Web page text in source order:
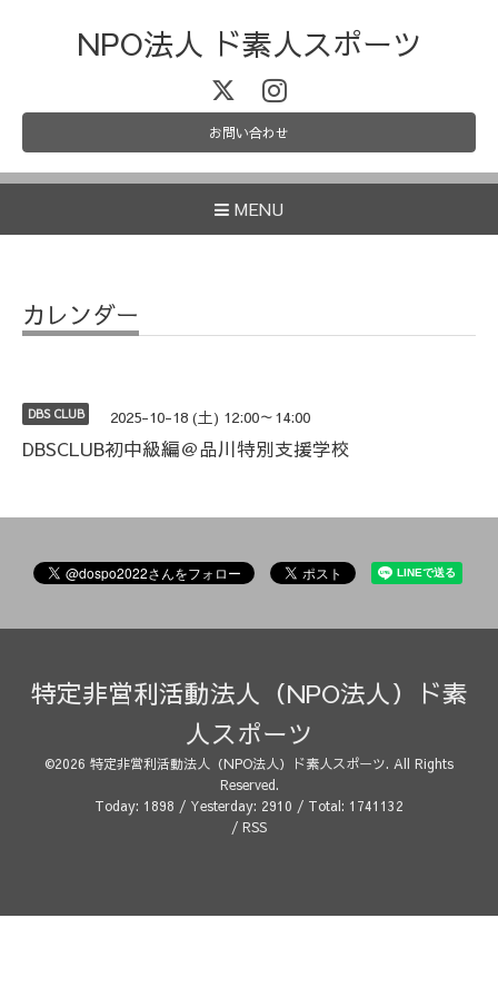
NPO法人 ド素人スポーツ
お問い合わせ
MENU
カレンダー
DBS CLUB 2025-10-18 (土) 12:00～14:00
DBSCLUB初中級編＠品川特別支援学校
特定非営利活動法人（NPO法人）ド素
人スポーツ
©2026 特定非営利活動法人（NPO法人）ド素人スポーツ. All Rights
Reserved.
Today: 1898 / Yesterday: 2910 / Total: 1741132
/ RSS